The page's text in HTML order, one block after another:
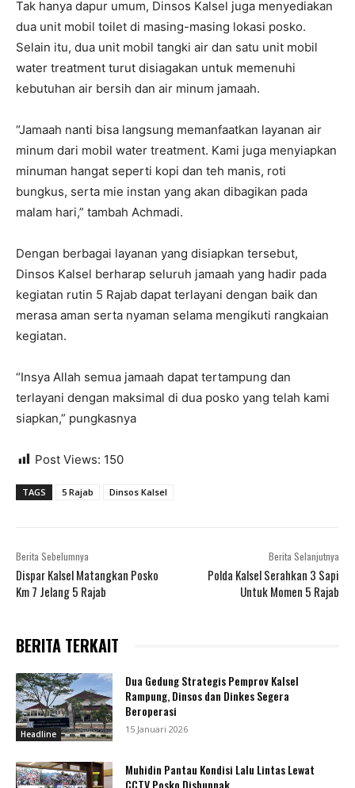
Tak hanya dapur umum, Dinsos Kalsel juga menyediakan
dua unit mobil toilet di masing-masing lokasi posko.
Selain itu, dua unit mobil tangki air dan satu unit mobil
water treatment turut disiagakan untuk memenuhi
kebutuhan air bersih dan air minum jamaah.
“Jamaah nanti bisa langsung memanfaatkan layanan air
minum dari mobil water treatment. Kami juga menyiapkan
minuman hangat seperti kopi dan teh manis, roti
bungkus, serta mie instan yang akan dibagikan pada
malam hari,” tambah Achmadi.
Dengan berbagai layanan yang disiapkan tersebut,
Dinsos Kalsel berharap seluruh jamaah yang hadir pada
kegiatan rutin 5 Rajab dapat terlayani dengan baik dan
merasa aman serta nyaman selama mengikuti rangkaian
kegiatan.
“Insya Allah semua jamaah dapat tertampung dan
terlayani dengan maksimal di dua posko yang telah kami
siapkan,” pungkasnya
Post Views: 150
TAGS 5 Rajab Dinsos Kalsel
Berita Sebelumnya
Dispar Kalsel Matangkan Posko
Km 7 Jelang 5 Rajab
Berita Selanjutnya
Polda Kalsel Serahkan 3 Sapi
Untuk Momen 5 Rajab
BERITA TERKAIT
Headline
Dua Gedung Strategis Pemprov Kalsel
Rampung, Dinsos dan Dinkes Segera
Beroperasi
15 Januari 2026
Muhidin Pantau Kondisi Lalu Lintas Lewat
CCTV Posko Disbunnak